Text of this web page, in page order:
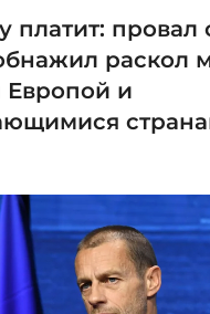
платит: провал
раскол
Европой и